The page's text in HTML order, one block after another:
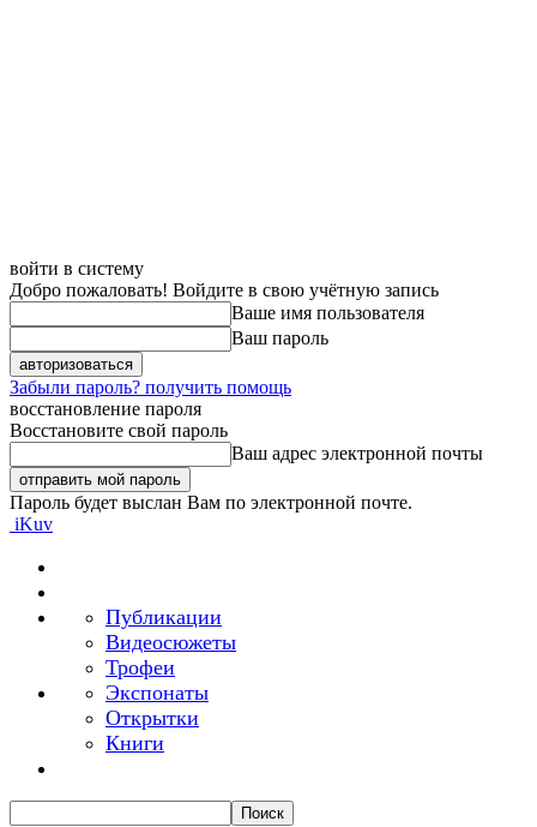
войти в систему
Добро пожаловать! Войдите в свою учётную запись
Ваше имя пользователя
Ваш пароль
Забыли пароль? получить помощь
восстановление пароля
Восстановите свой пароль
Ваш адрес электронной почты
Пароль будет выслан Вам по электронной почте.
iKuv
Публикации
Видеосюжеты
Трофеи
Экспонаты
Открытки
Книги